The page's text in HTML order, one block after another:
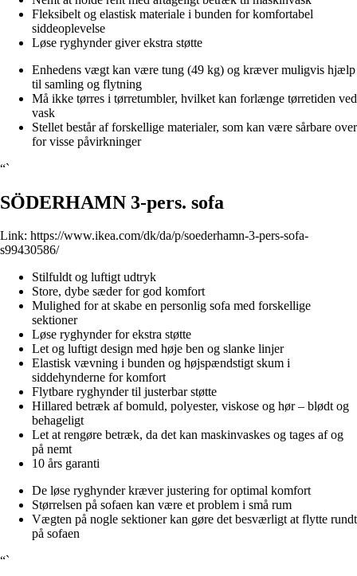
Fleksibelt og elastisk materiale i bunden for komfortabel
siddeoplevelse
Løse ryghynder giver ekstra støtte
Enhedens vægt kan være tung (49 kg) og kræver muligvis hjælp
til samling og flytning
Må ikke tørres i tørretumbler, hvilket kan forlænge tørretiden ved
vask
Stellet består af forskellige materialer, som kan være sårbare over
for visse påvirkninger
“`
SÖDERHAMN 3-pers. sofa
Link: https://www.ikea.com/dk/da/p/soederhamn-3-pers-sofa-
s99430586/
Stilfuldt og luftigt udtryk
Store, dybe sæder for god komfort
Mulighed for at skabe en personlig sofa med forskellige
sektioner
Løse ryghynder for ekstra støtte
Let og luftigt design med høje ben og slanke linjer
Elastisk vævning i bunden og højspændstigt skum i
siddehynderne for komfort
Flytbare ryghynder til justerbar støtte
Hillared betræk af bomuld, polyester, viskose og hør – blødt og
behageligt
Let at rengøre betræk, da det kan maskinvaskes og tages af og
på nemt
10 års garanti
De løse ryghynder kræver justering for optimal komfort
Størrelsen på sofaen kan være et problem i små rum
Vægten på nogle sektioner kan gøre det besværligt at flytte rundt
på sofaen
“`